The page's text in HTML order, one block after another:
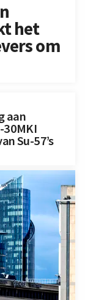
het
om
aan
30MKI
Su-57’s